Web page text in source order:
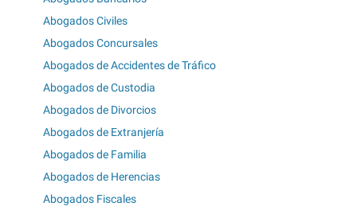
Abogados Civiles
Abogados Concursales
Abogados de Accidentes de Tráfico
Abogados de Custodia
Abogados de Divorcios
Abogados de Extranjería
Abogados de Familia
Abogados de Herencias
Abogados Fiscales